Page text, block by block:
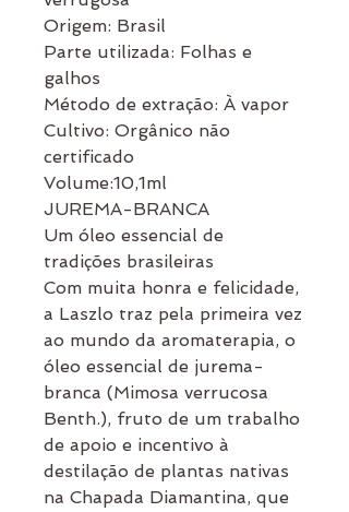
Origem: Brasil
Parte utilizada: Folhas e
galhos
Método de extração: À vapor
Cultivo: Orgânico não
certificado
Volume:10,1ml
JUREMA-BRANCA
Um óleo essencial de
tradições brasileiras
Com muita honra e felicidade,
a Laszlo traz pela primeira vez
ao mundo da aromaterapia, o
óleo essencial de jurema-
branca (Mimosa verrucosa
Benth.), fruto de um trabalho
de apoio e incentivo à
destilação de plantas nativas
na Chapada Diamantina, que